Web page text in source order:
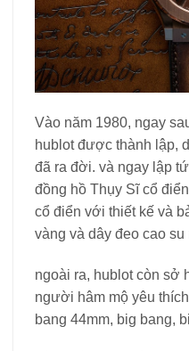
Vào năm 1980, ngay
hublot được thành lập,
đã ra đời. và ngay lập
đồng hồ Thụy Sĩ cổ
cổ điển với thiết kế và
vàng và dây đeo cao
ngoài ra, hublot còn sở
người hâm mộ yêu
bang 44mm, big bang,